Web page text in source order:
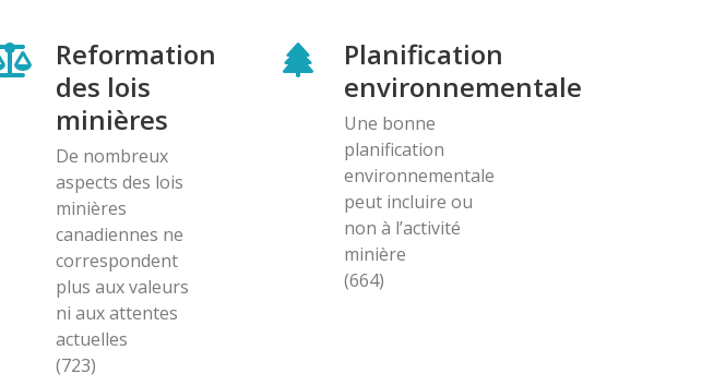
Reformation
des lois
minières
De nombreux
aspects des lois
minières
canadiennes ne
correspondent
plus aux valeurs
ni aux attentes
actuelles
(723)
Planification
environnementale
Une bonne
planification
environnementale
peut incluire ou
non à l’activité
minière
(664)